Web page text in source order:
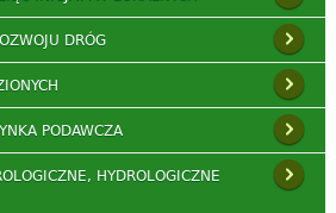
DRÓG
PODAWCZA
HYDROLOGICZNE